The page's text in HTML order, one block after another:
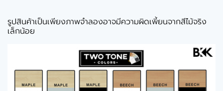
รูปสินค้าเป็นเพียงภาพจำลองอาจมีความผิดเพี้ยนจากสีไม้จริง
เล็กน้อย